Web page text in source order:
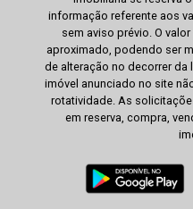
informação referente aos
sem aviso prévio. O
aproximado, podendo ser
de alteração no decorrer da
imóvel anunciado no site
rotatividade. As
em reserva, compra,